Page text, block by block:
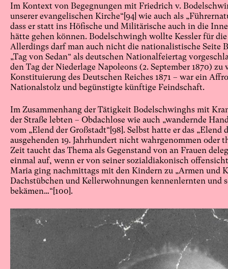
Im Kontext von Begegnungen mit Friedrich v.
unserer evangelischen Kirche“[94] wie auch als
dass er statt ins Höfische und Militärische auch in die
hätte gehen können. Bodelschwingh wollte Kessler für
Allerdings darf man auch nicht die nationalistische Seite
„Tag von Sedan“ als deutschen Nationalfeiertag
den Tag der Niederlage Napoleons (2. September 1870)
Konstituierung des Deutschen Reiches 1871 – war ein
Nationalstolz und begünstigte künftige Feindschaft.
Im Zusammenhang der Tätigkeit Bodelschwinghs mit
der Straße lebten – Obdachlose wie auch „wandernde
vom „Elend der Großstadt“[98]. Selbst hatte er das
ausgehenden 19. Jahrhundert nicht wahrgenommen oder
Zeit taucht das Thema als Gegenstand von an Frauen
einmal auf, wenn er von seiner sozialdiakonisch
Maria ging nachmittags mit den Kindern zu „Armen und
Dachstübchen und Kellerwohnungen kennenlernten und
bekämen…“[100].